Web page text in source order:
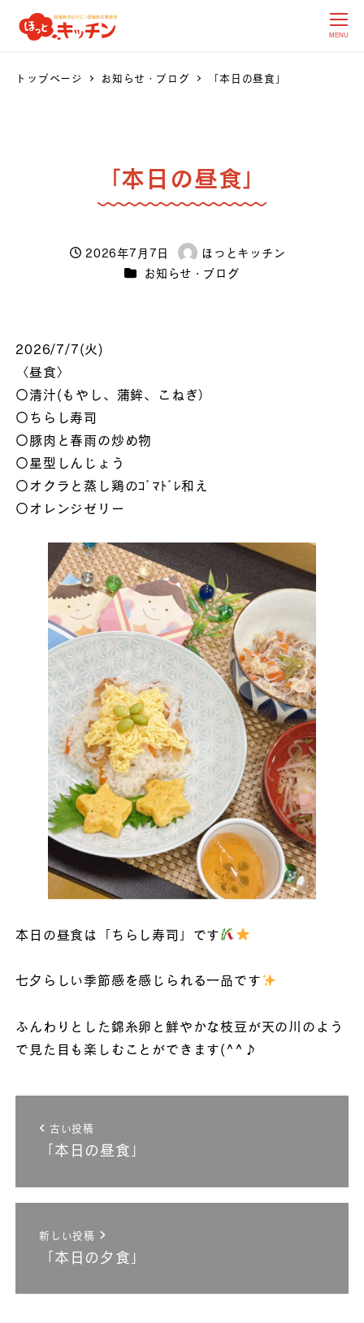
MENU
トップページ お知らせ・ブログ 「本日の昼食」
「本日の昼食」
投稿日
2026年7月7日
著
者
ほっとキッチン
カテゴリー
お知らせ・ブログ
2026/7/7(火)
〈昼食〉
〇清汁(もやし、蒲鉾、こねぎ）
〇ちらし寿司
〇豚肉と春雨の炒め物
〇星型しんじょう
〇オクラと蒸し鶏のｺﾞﾏﾄﾞﾚ和え
〇オレンジゼリー
本日の昼食は「ちらし寿司」です
七夕らしい季節感を感じられる一品です
ふんわりとした錦糸卵と鮮やかな枝豆が天の川のよう
で見た目も楽しむことができます(^^♪
古い投稿
「本日の昼食」
新しい投稿
「本日の夕食」